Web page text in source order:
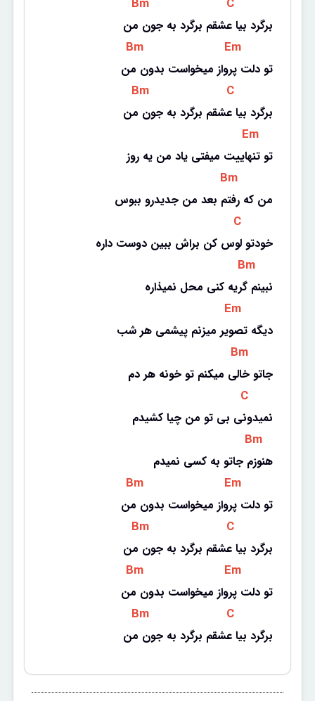
برگرد بیا عشقم برگرد به جون من
Bm Em
تو دلت پرواز میخواست بدون من
Bm C
برگرد بیا عشقم برگرد به جون من
Em
تو تنهاییت میفتی یاد من یه روز
Bm
من که رفتم بعد من جدیدرو ببوس
C
خودتو لوس کن براش ببین دوست داره
Bm
نبینم گریه کنی محل نمیذاره
Em
دیگه تصویر میزنم پیشمی هر شب
Bm
جاتو خالی میکنم تو خونه هر دم
C
نمیدونی بی تو من چیا کشیدم
Bm
هنوزم جاتو به کسی نمیدم
Bm Em
تو دلت پرواز میخواست بدون من
Bm C
برگرد بیا عشقم برگرد به جون من
Bm Em
تو دلت پرواز میخواست بدون من
Bm C
برگرد بیا عشقم برگرد به جون من